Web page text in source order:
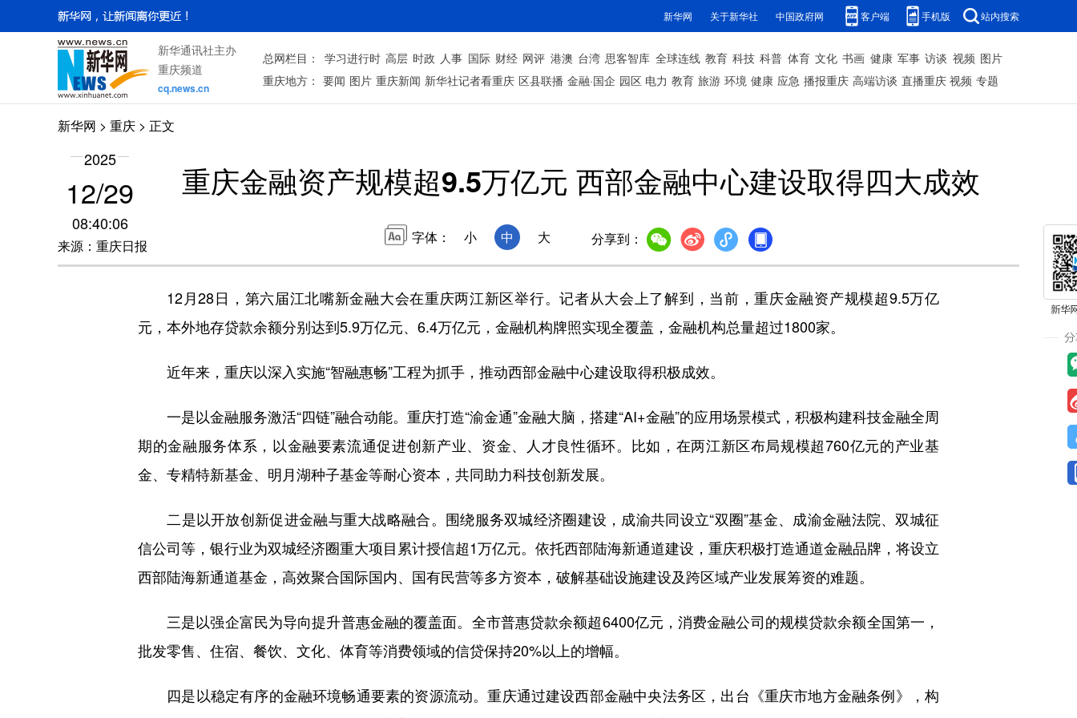
新华网 关于新华社 中国政府网 客户端 手机版 站内搜索
新华通讯社主办
重庆频道
cq.news.cn
总网栏目： 学习进行时 高层 时政 人事 国际 财经 网评 港澳 台湾 思客智库 全球连线 教育 科技 科普 体育 文化 书画 健康 军事 访谈 视频 图片
重庆地方： 要闻 图片 重庆新闻 新华社记者看重庆 区县联播 金融·国企 园区 电力 教育 旅游 环境 健康 应急 播报重庆 高端访谈 直播重庆 视频 专题
新华网 > 重庆 > 正文
2025
12/29
08:40:06
来源：重庆日报
重庆金融资产规模超9.5万亿元 西部金融中心建设取得四大成效
字体： 小 中 大 分享到：
12月28日，第六届江北嘴新金融大会在重庆两江新区举行。记者从大会上了解到，当前，重庆金融资产规模超9.5万亿
元，本外地存贷款余额分别达到5.9万亿元、6.4万亿元，金融机构牌照实现全覆盖，金融机构总量超过1800家。
近年来，重庆以深入实施“智融惠畅”工程为抓手，推动西部金融中心建设取得积极成效。
一是以金融服务激活“四链”融合动能。重庆打造“渝金通”金融大脑，搭建“AI+金融”的应用场景模式，积极构建科技金融全周
期的金融服务体系，以金融要素流通促进创新产业、资金、人才良性循环。比如，在两江新区布局规模超760亿元的产业基
金、专精特新基金、明月湖种子基金等耐心资本，共同助力科技创新发展。
二是以开放创新促进金融与重大战略融合。围绕服务双城经济圈建设，成渝共同设立“双圈”基金、成渝金融法院、双城征
信公司等，银行业为双城经济圈重大项目累计授信超1万亿元。依托西部陆海新通道建设，重庆积极打造通道金融品牌，将设立
西部陆海新通道基金，高效聚合国际国内、国有民营等多方资本，破解基础设施建设及跨区域产业发展筹资的难题。
三是以强企富民为导向提升普惠金融的覆盖面。全市普惠贷款余额超6400亿元，消费金融公司的规模贷款余额全国第一，
批发零售、住宿、餐饮、文化、体育等消费领域的信贷保持20%以上的增幅。
四是以稳定有序的金融环境畅通要素的资源流动。重庆通过建设西部金融中央法务区，出台《重庆市地方金融条例》，构